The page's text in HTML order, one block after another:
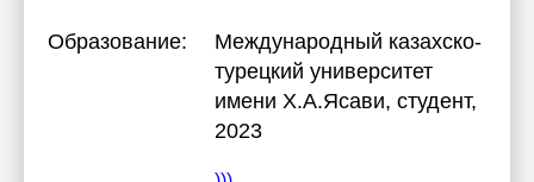
Образование:
Международный казахско-
турецкий университет
имени Х.А.Ясави, студент,
2023